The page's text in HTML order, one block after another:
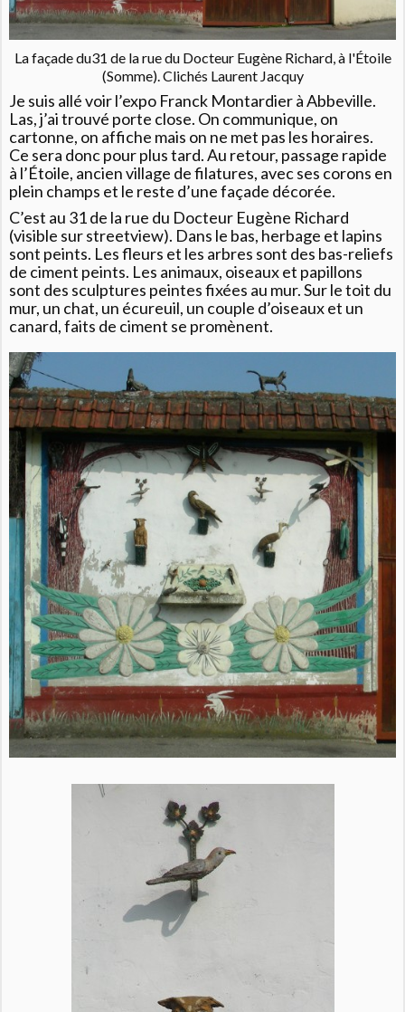
La façade du31 de la rue du Docteur Eugène Richard, à l'Étoile
(Somme). Clichés Laurent Jacquy
Je suis allé voir l’expo Franck Montardier à Abbeville.
Las, j’ai trouvé porte close. On communique, on
cartonne, on affiche mais on ne met pas les horaires.
Ce sera donc pour plus tard. Au retour, passage rapide
à l’Étoile, ancien village de filatures, avec ses corons en
plein champs et le reste d’une façade décorée.
C’est au 31 de la rue du Docteur Eugène Richard
(visible sur streetview). Dans le bas, herbage et lapins
sont peints. Les fleurs et les arbres sont des bas-reliefs
de ciment peints. Les animaux, oiseaux et papillons
sont des sculptures peintes fixées au mur. Sur le toit du
mur, un chat, un écureuil, un couple d’oiseaux et un
canard, faits de ciment se promènent.